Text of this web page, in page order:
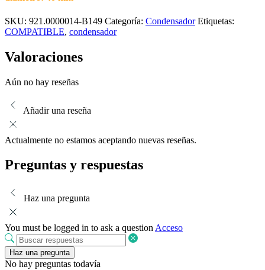
SKU: 921.0000014-B149 Categoría: Condensador Etiquetas:
COMPATIBLE, condensador
Valoraciones
Aún no hay reseñas
Añadir una reseña
Actualmente no estamos aceptando nuevas reseñas.
Preguntas y respuestas
Haz una pregunta
You must be logged in to ask a question Acceso
Haz una pregunta
No hay preguntas todavía